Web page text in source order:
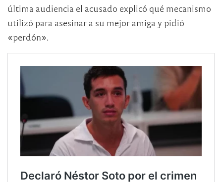
última audiencia el acusado explicó qué mecanismo
utilizó para asesinar a su mejor amiga y pidió
«perdón».